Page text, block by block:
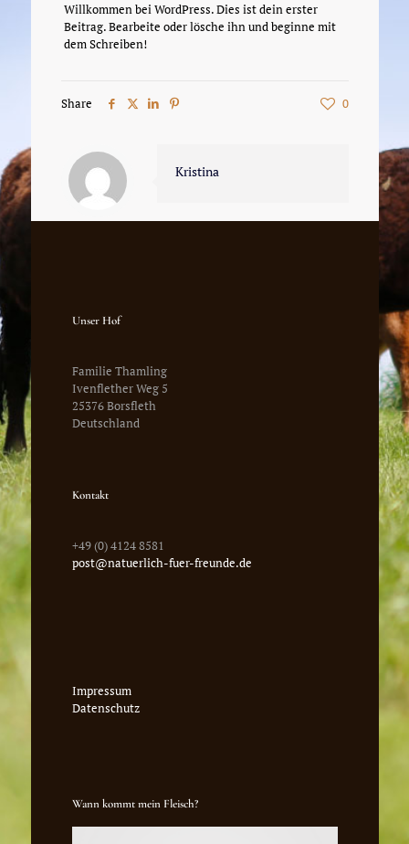
Willkommen bei WordPress. Dies ist dein erster
Beitrag. Bearbeite oder lösche ihn und beginne mit
dem Schreiben!
Share 0
Kristina
Unser Hof
Familie Thamling
Ivenflether Weg 5
25376 Borsfleth
Deutschland
Kontakt
+49 (0) 4124 8581
post@natuerlich-fuer-freunde.de
Impressum
Datenschutz
Wann kommt mein Fleisch?